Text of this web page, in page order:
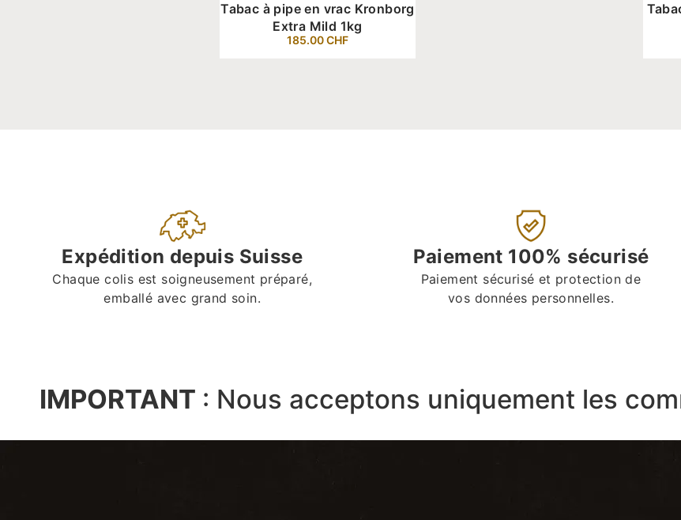
Tabac à pipe en vrac Kronborg
Extra Mild 1kg
185.00CHF
Expédition depuis Suisse
Chaque colis est soigneusement préparé,
emballé avec grand soin.
Paiement 100% sécurisé
Paiement sécurisé et protection de
vos données personnelles.
IMPORTANT : Nous acceptons uniquement les